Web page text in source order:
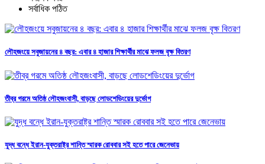
সর্বাধিক পঠিত
লৌহজংয়ে সবুজায়নের ৪ বছর: এবার ৪ হাজার শিক্ষার্থীর মাঝে ফলজ বৃক্ষ বিতরণ
তীব্র গরমে অতিষ্ঠ লৌহজংবাসী, বাড়ছে লোডশেডিংয়ের দুর্ভোগ
যুদ্ধ বন্ধে ইরান-যুক্তরাষ্ট্র শান্তি স্মারক রোববার সই হতে পারে জেনেভায়